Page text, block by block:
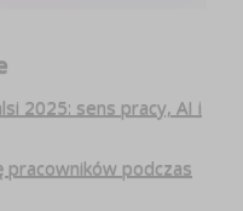
2025: sens pracy, AI i
pracowników podczas